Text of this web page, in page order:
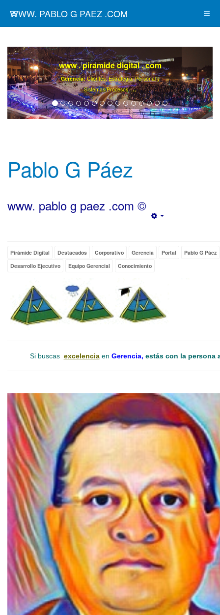
WWW. PABLO G PAEZ .COM
www . piramide digital . com
Gerencia:Clientes, Estrategia, Personal y
Sistemas/Procesos...
Pablo G Páez
www. pablo g paez .com ©
Pirámide Digital Destacados Corporativo Gerencia Portal
Pablo G Páez
Desarrollo Ejecutivo
Equipo Gerencial Conocimiento
Si buscas excelencia en Gerencia, estás con la persona